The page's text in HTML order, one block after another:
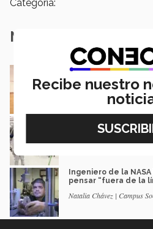
Categoría:
Notas Relacionadas
Este alumno
de la NASA para Marte
Renata Bautista
en laboratorio de la
Hiram Alonso Ortega
Ingeniero de la
pensar “fuera de la
Natalia Chávez | Campus
Recibe nuestro